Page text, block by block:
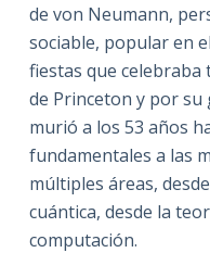
de von Neumann,
sociable, popular en
fiestas que celebraba
de Princeton y por su
murió a los 53 años
fundamentales a las
múltiples áreas,
cuántica, desde la
computación.